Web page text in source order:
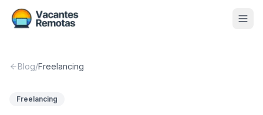
Nosotros
Blog/Freelancing
Freelancing